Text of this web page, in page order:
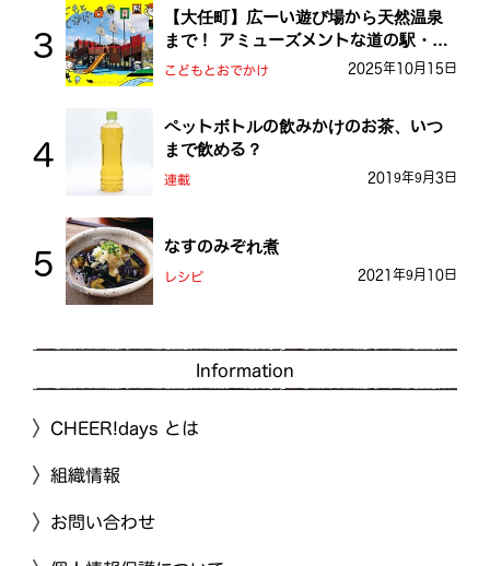
【大任町】広ーい遊び場から天然温泉
まで！ アミューズメントな道の駅・お
おとう桜街道
こどもとおでかけ 2025年10月15日
ペットボトルの飲みかけのお茶、いつ
まで飲める？
連載 2019年9月3日
なすのみぞれ煮
レシピ 2021年9月10日
Information
CHEER!days とは
組織情報
お問い合わせ